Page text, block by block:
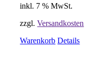
inkl. 7 % MwSt.
zzgl.Versandkosten
Warenkorb Details